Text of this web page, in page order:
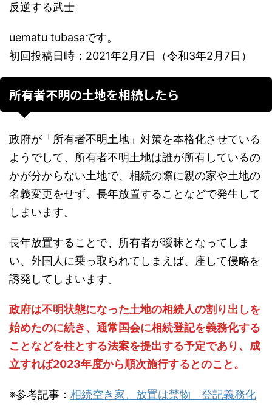
反逆する武士
uematu tubasaです。
初回投稿日時：2021年2月7日（令和3年2月7日）
所有者不明の土地を相続したら
政府が「所有者不明土地」対策を本格化させている
ようでして、所有者不明土地は誰が所有しているの
かが分からない土地で、相続の際に親の家や土地の
名義変更をせず、長年放置することなどで発生して
しまいます。
長年放置することで、所有者が曖昧となってしま
い、外国人に乗っ取られてしまえば、座して侵略を
誘発してしまいます。
政府は不明状態になった土地の相続人の割り出しを
始めたのに続き、通常国会に相続登記を義務化する
ことなどを柱とする法案を提出する予定であり、成
立すれば2023年度から順次施行するとのこと。
※参考記事： 相続空き家、放置は禁物 登記義務化